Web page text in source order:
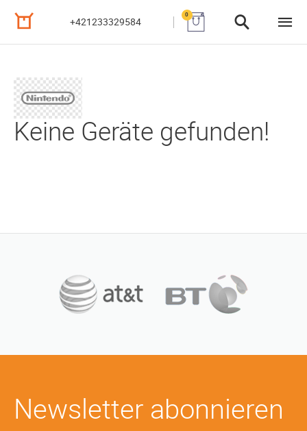
+421233329584
0
Keine Geräte gefunden!
Newsletter abonnieren